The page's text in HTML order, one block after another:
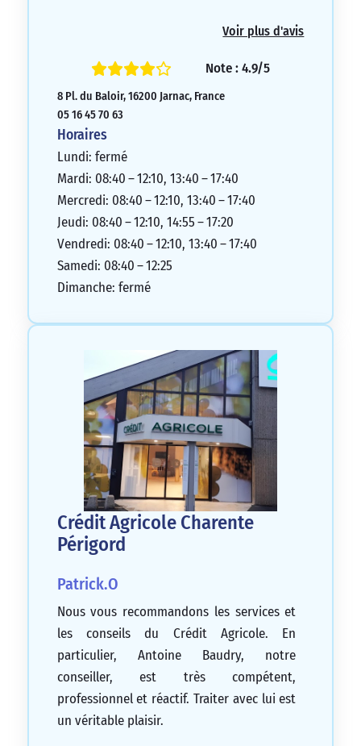
Voir plus d'avis
Note : 4.9/5
8 Pl. du Baloir, 16200 Jarnac, France
05 16 45 70 63
Horaires
Lundi: fermé
Mardi: 08:40 – 12:10, 13:40 – 17:40
Mercredi: 08:40 – 12:10, 13:40 – 17:40
Jeudi: 08:40 – 12:10, 14:55 – 17:20
Vendredi: 08:40 – 12:10, 13:40 – 17:40
Samedi: 08:40 – 12:25
Dimanche: fermé
Crédit Agricole Charente
Périgord
Patrick.O
Nous vous recommandons les services et
les conseils du Crédit Agricole. En
particulier, Antoine Baudry, notre
conseiller, est très compétent,
professionnel et réactif. Traiter avec lui est
un véritable plaisir.